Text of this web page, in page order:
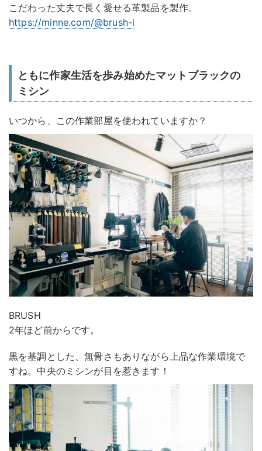
こだわった丈夫で長く愛せる革製品を製作。
https://minne.com/@brush-l
ともに作家生活を歩み始めたマットブラックの
ミシン
いつから、この作業部屋を使われていますか？
BRUSH
2年ほど前からです。
黒を基調とした、無骨さもありながら上品な作業環境で
すね。中央のミシンが目を惹きます！